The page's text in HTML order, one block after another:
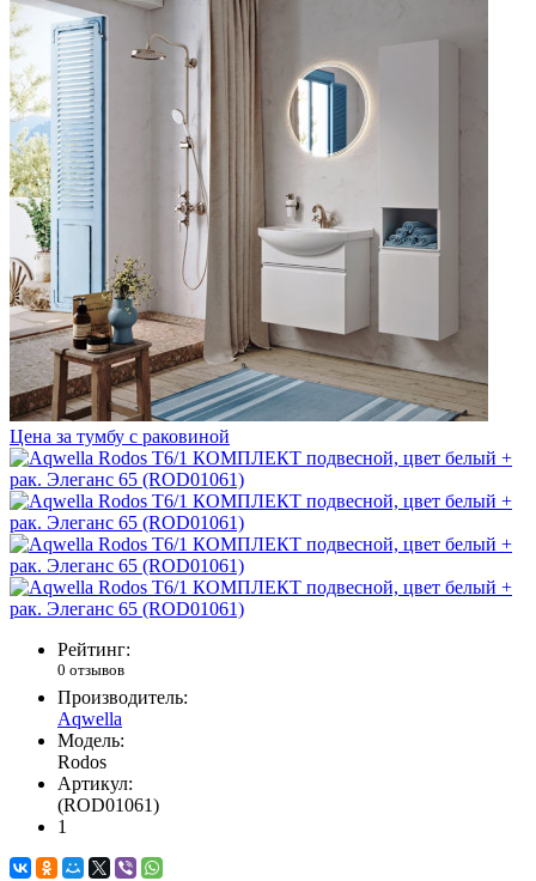
Цена за тумбу с раковиной
Рейтинг:
0 отзывов
Производитель:
Aqwella
Модель:
Rodos
Артикул:
(ROD01061)
1